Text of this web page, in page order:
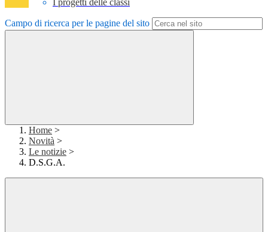
I progetti delle classi
Campo di ricerca per le pagine del sito
Home >
Novità >
Le notizie >
D.S.G.A.